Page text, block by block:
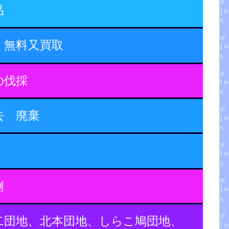
料又買取
採
廃棄
地、北本団地、しらこ鳩団地、